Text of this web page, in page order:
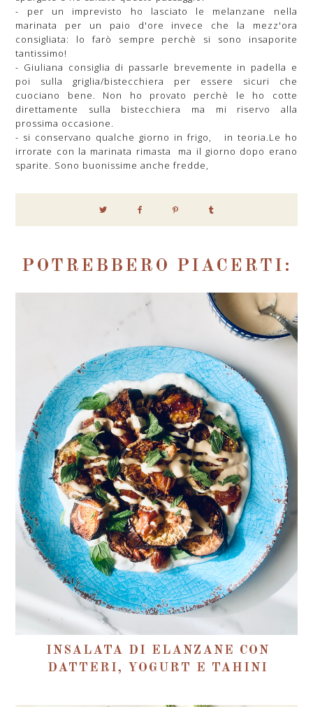
- per un imprevisto ho lasciato le melanzane nella
marinata per un paio d'ore invece che la mezz'ora
consigliata: lo farò sempre perchè si sono insaporite
tantissimo!
- Giuliana consiglia di passarle brevemente in padella e
poi sulla griglia/bistecchiera per essere sicuri che
cuociano bene. Non ho provato perchè le ho cotte
direttamente sulla bistecchiera ma mi riservo alla
prossima occasione.
- si conservano qualche giorno in frigo, in teoria.Le ho
irrorate con la marinata rimasta ma il giorno dopo erano
sparite. Sono buonissime anche fredde,
POTREBBERO PIACERTI:
INSALATA DI ELANZANE CON
DATTERI, YOGURT E TAHINI